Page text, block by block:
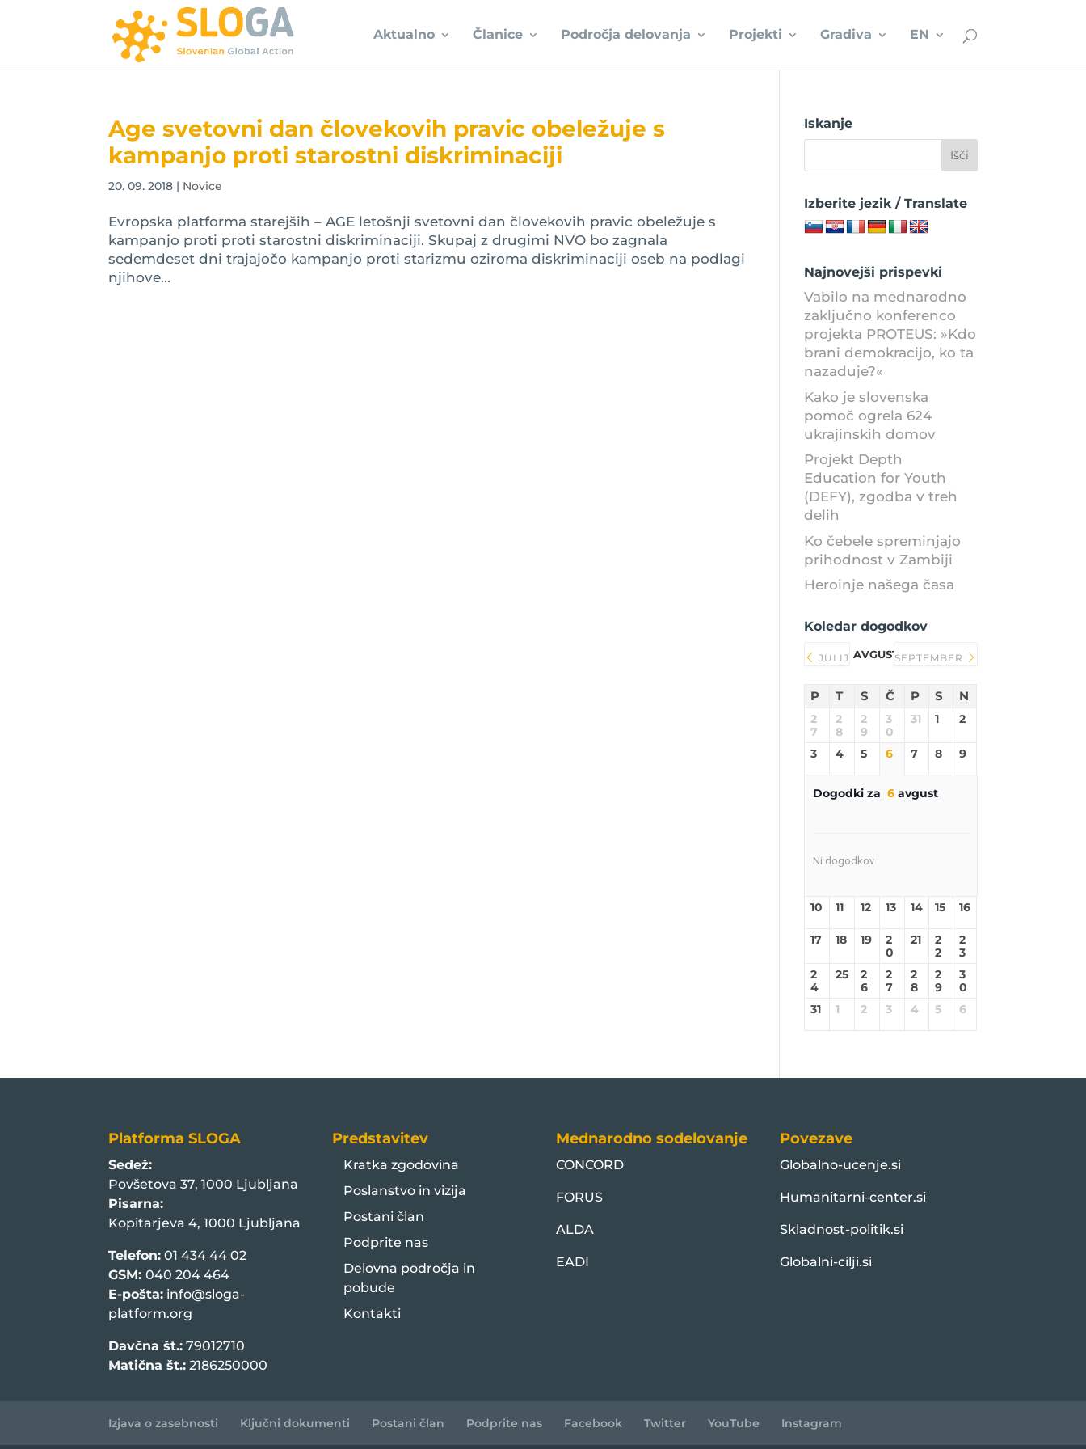
Aktualno Članice Področja delovanja Projekti Gradiva EN
Age svetovni dan človekovih pravic obeležuje s
kampanjo proti starostni diskriminaciji
20. 09. 2018 | Novice
Evropska platforma starejših – AGE letošnji svetovni dan človekovih pravic obeležuje s
kampanjo proti proti starostni diskriminaciji. Skupaj z drugimi NVO bo zagnala
sedemdeset dni trajajočo kampanjo proti starizmu oziroma diskriminaciji oseb na podlagi
njihove...
Iskanje
Izberite jezik / Translate
Najnovejši prispevki
Vabilo na mednarodno
zaključno konferenco
projekta PROTEUS: »Kdo
brani demokracijo, ko ta
nazaduje?«
Kako je slovenska
pomoč ogrela 624
ukrajinskih domov
Projekt Depth
Education for Youth
(DEFY), zgodba v treh
delih
Ko čebele spreminjajo
prihodnost v Zambiji
Heroinje našega časa
Koledar dogodkov
JULIJ AVGUST 2026SEPTEMBER
P T S Č P S N
2
7
2
8
2
9
3
0
31 1 2
3 4 5 6 7 8 9
Dogodki za 6avgust
Ni dogodkov
10 11 12 13 14 15 16
17 18 19
2
0
21
2
2
2
3
2
4
25
2
6
2
7
2
8
2
9
3
0
31
1 2 3 4 5 6
Platforma SLOGA
Sedež:
Povšetova 37, 1000 Ljubljana
Pisarna:
Kopitarjeva 4, 1000 Ljubljana
Telefon: 01 434 44 02
GSM:040 204 464
E-pošta: info@sloga-
platform.org
Davčna št.: 79012710
Matična št.: 2186250000
Predstavitev
Kratka zgodovina
Poslanstvo in vizija
Postani član
Podprite nas
Delovna področja in
pobude
Kontakti
Mednarodno sodelovanje
CONCORD
FORUS
ALDA
EADI
Povezave
Globalno-ucenje.si
Humanitarni-center.si
Skladnost-politik.si
Globalni-cilji.si
Izjava o zasebnosti Ključni dokumenti Postani član Podprite nas Facebook Twitter YouTube Instagram